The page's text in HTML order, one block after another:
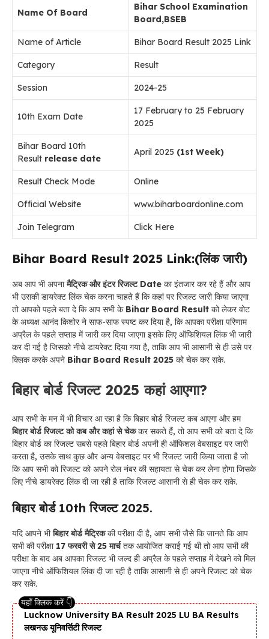
Name Of Board
Bihar School Examination
Board,BSEB
Name of Article Bihar Board Result 2025 Link
Category Result
Session 2024-25
10th Exam Date
17 February to 25 February
2025
Bihar Board 10th
Result release date
April 2025 (1st Week)
Result Check Mode Online
Official Website www.biharboardonline.com
Join Telegram Click Here
Bihar Board Result 2025 Link:(लिंक जारी)
अब आप भी अपनामैट्रिक और इंटर रिजल्ट Date का इंतजार कर रहे हैं और आप
भी उसकी डायरेक्ट लिंक चेक करना चाहते हैं कि कहां पर रिजल्ट जारी किया जाएगा
तो आपको पहले बता दे कि आप सभी के Bihar Board Result को लेकर वोट
के अध्यक्ष आनंद किशोर ने साफ-साफ स्पष्ट कर दिया है, कि आपका परीक्षा परिणाम
अप्रैल के पहले सप्ताह में जारी कर दिया जाएगा इसके लिए ऑफिशियल लिंक भी जारी
कर दी गई है जिसको नीचे डायरेक्ट दिया गया है, ताकि आप भी आसानी से ही उसे पर
क्लिक करके अपने Bihar Board Result 2025 को चेक कर सके.
बिहार बोर्ड रिजल्ट 2025कहां आएगा?
आप सभी के मन में भी विचार आ रहा है कि बिहार बोर्ड रिजल्ट कब आएगा और हम
बिहार बोर्ड रिजल्ट को कब और कहां से चेककर सकते हैं, तो आप सभी को बता दे कि
बिहार बोर्ड का रिजल्ट सबसे पहले बिहार बोर्ड अपनी ही ऑफिशल वेबसाइट पर जारी
करता है, उसके साथ कुछ और अन्य वेबसाइट पर भी रिजल्ट जारी किया जाता है जो
कि आप सभी को रिजल्ट को अपने रोल नंबर की सहायता से चेक कर लेना होगा जिसके
लिए नीचे डायरेक्ट लिंक दी जा रही है ताकि रिजल्ट आसानी से ही चेक कर सके.
बिहार बोर्ड 10th रिजल्ट 2025.
यदि आपने भीबिहार बोर्ड मैट्रिककी परीक्षा दी है, आप सभी जैसे कि जानते कि आप
सभी की परीक्षा17 फरवरी से 25 मार्चतक आयोजित कराई गई थी तो आप सभी की
परीक्षा के बाद अब आपका रिजल्ट भी जल्द ही अप्रैल के पहले सप्ताह में देखने को मिल
जाएगा नीचे ऑफिशियल लिंक दी जा रही है ताकि आसानी से ही अपने रिजल्ट को चेक
कर सके.
Lucknow University BA Result 2025 LU BA Results
लखनऊ यूनिवर्सिटी रिजल्ट